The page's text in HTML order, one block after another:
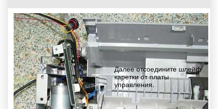
Далее отсоедините шлейф
каретки от платы
управления.